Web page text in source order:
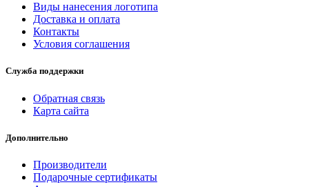
Виды нанесения логотипа
Доставка и оплата
Контакты
Условия соглашения
Служба поддержки
Обратная связь
Карта сайта
Дополнительно
Производители
Подарочные сертификаты